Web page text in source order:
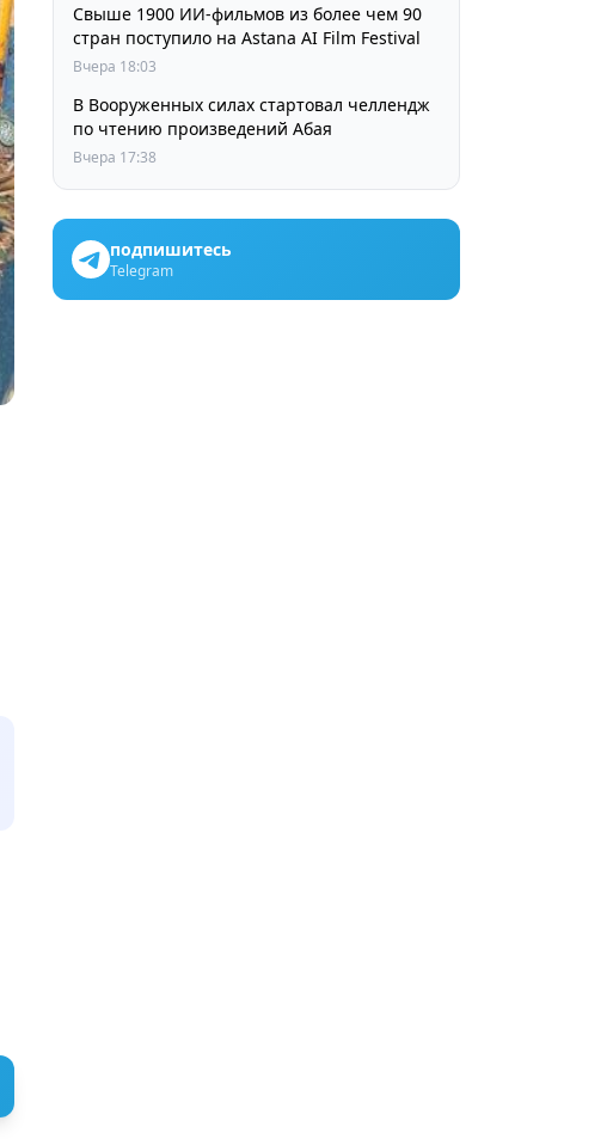
Свыше 1900 ИИ-фильмов из более чем 90
стран поступило на Astana AI Film Festival
Вчера 18:03
В Вооруженных силах стартовал челлендж
по чтению произведений Абая
Вчера 17:38
подпишитесь
Telegram